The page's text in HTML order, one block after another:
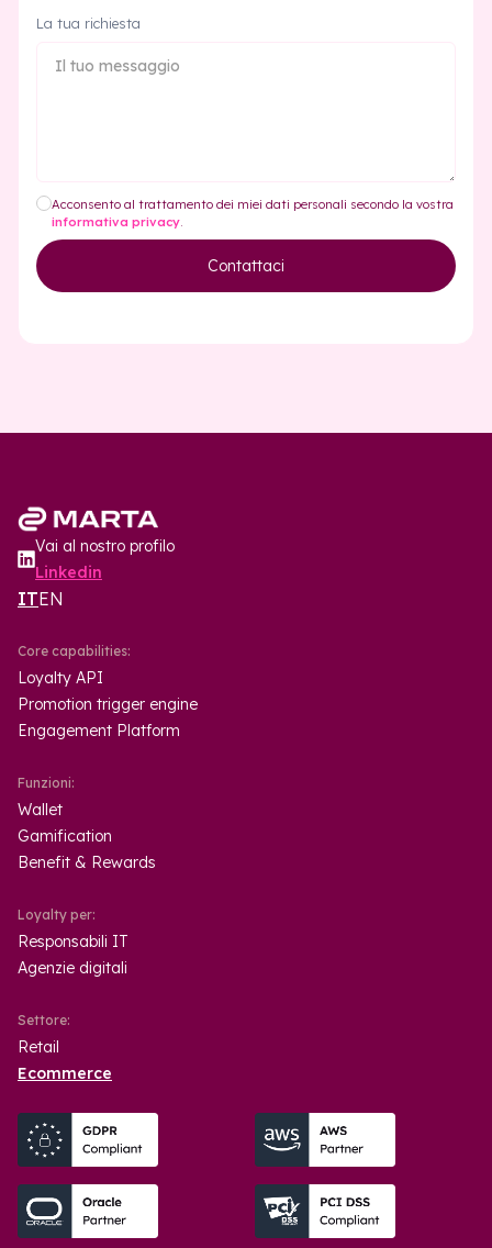
La tua richiesta
Acconsento al trattamento dei miei dati personali secondo la vostra
informativa privacy.
Vai al nostro profilo
Linkedin
ITEN
Core capabilities:
Loyalty API
Promotion trigger engine
Engagement Platform
Funzioni:
Wallet
Gamification
Benefit & Rewards
Loyalty per:
Responsabili IT
Agenzie digitali
Settore:
Retail
Ecommerce